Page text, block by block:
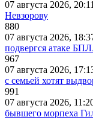
07 августа 2026, 20:11
Невзорову
880
07 августа 2026,
подвергся атаке
967
07 августа 2026,
с семьей хотят
991
07 августа 2026,
бывшего морпеха